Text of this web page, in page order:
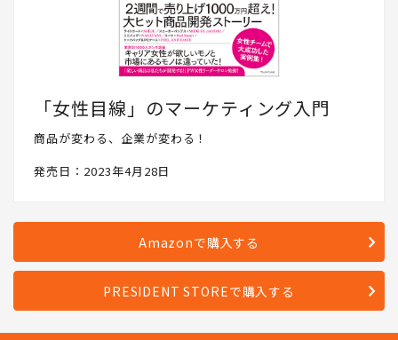
「女性目線」のマーケティング入門
商品が変わる、企業が変わる！
発売日：2023年4月28日
Amazonで購入する
PRESIDENT STOREで購入する